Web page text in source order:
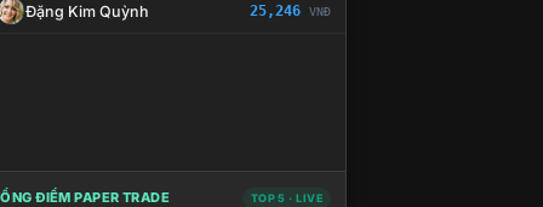
Đặng Kim Quỳnh 25,246 VNĐ
ĐIỂM PAPER TRADE TOP 5 · LIVE